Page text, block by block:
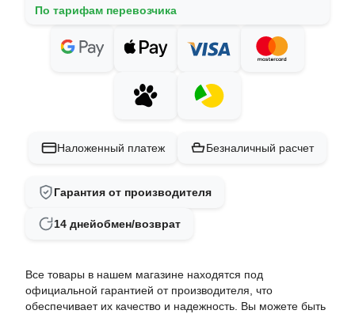
По тарифам перевозчика
Наложенный платеж Безналичный расчет
Гарантия от производителя
14 днейобмен/возврат
Все товары в нашем магазине находятся под
официальной гарантией от производителя, что
обеспечивает их качество и надежность. Вы можете быть